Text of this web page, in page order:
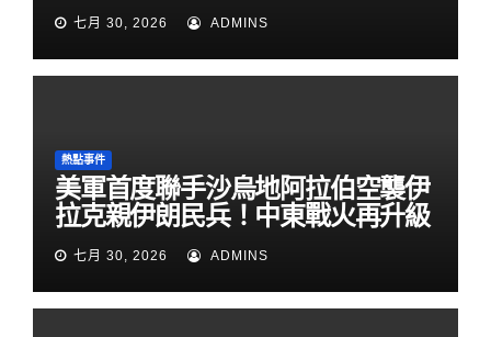
七月 30, 2026 ADMINS
熱點事件
美軍首度聯手沙烏地阿拉伯空襲伊
拉克親伊朗民兵！中東戰火再升級
七月 30, 2026 ADMINS